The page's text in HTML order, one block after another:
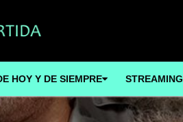
HOY Y DE SIEMPRE STREAMING